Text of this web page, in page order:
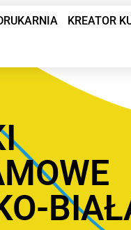
KREATOR